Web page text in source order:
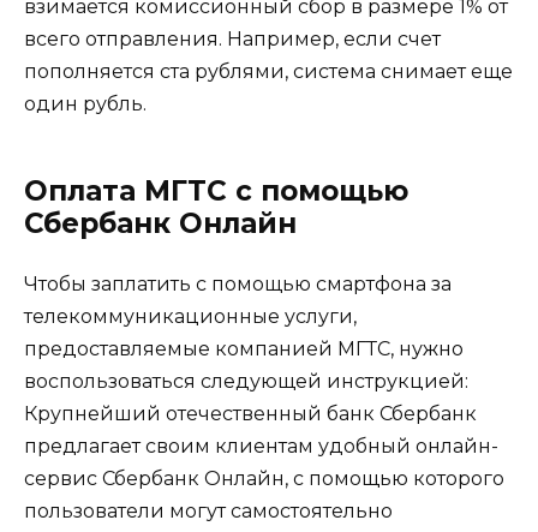
взимается комиссионный сбор в размере 1% от
всего отправления. Например, если счет
пополняется ста рублями, система снимает еще
один рубль.
Оплата МГТС с помощью
Сбербанк Онлайн
Чтобы заплатить с помощью смартфона за
телекоммуникационные услуги,
предоставляемые компанией МГТС, нужно
воспользоваться следующей инструкцией:
Крупнейший отечественный банк Сбербанк
предлагает своим клиентам удобный онлайн-
сервис Сбербанк Онлайн, с помощью которого
пользователи могут самостоятельно